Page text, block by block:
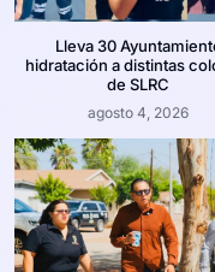
Lleva 30
hidratación a distintas
de SLRC
agosto 4, 2026